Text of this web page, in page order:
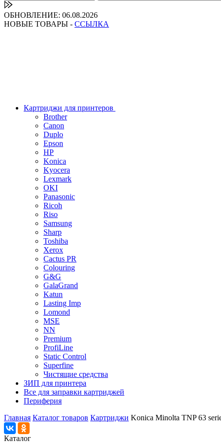
ОБНОВЛЕНИЕ: 06.08.2026
НОВЫЕ ТОВАРЫ - ССЫЛКА
Картриджи для принтеров
Brother
Canon
Duplo
Epson
HP
Konica
Kyocera
Lexmark
OKI
Panasonic
Ricoh
Riso
Samsung
Sharp
Toshiba
Xerox
Cactus PR
Colouring
G&G
GalaGrand
Katun
Lasting Imp
Lomond
MSE
NN
Premium
ProfiLine
Static Control
Superfine
Чистящие средства
ЗИП для принтера
Все для заправки картриджей
Периферия
Главная Каталог товаров Картриджи Konica Minolta TNP 63
Каталог